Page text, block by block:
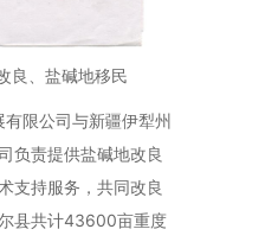
良、盐碱地移民
限公司与新疆伊犁州
负责提供盐碱地改良
支持服务，共同改良
县共计43600亩重度